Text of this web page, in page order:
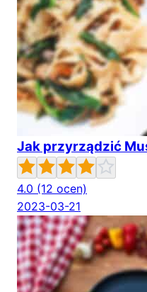
Jak przyrządzić
4.0 (12 ocen)
2023-03-21